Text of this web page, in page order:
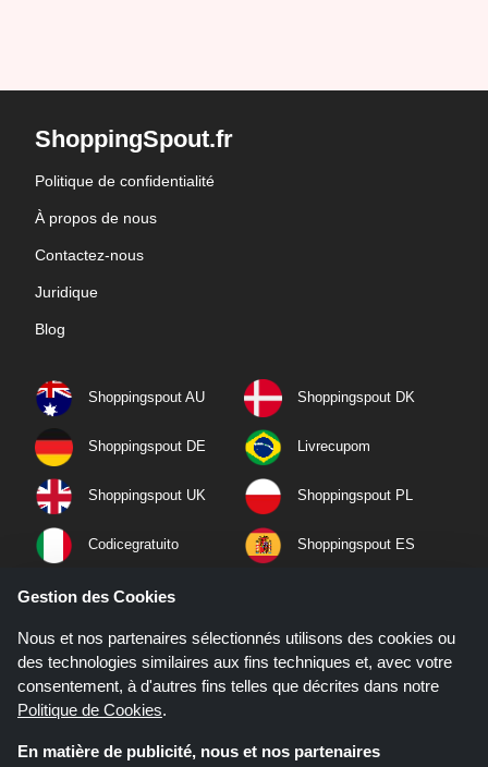
ShoppingSpout.fr
Politique de confidentialité
À propos de nous
Contactez-nous
Juridique
Blog
Shoppingspout AU Shoppingspout DK
Shoppingspout DE Livrecupom
Shoppingspout UK Shoppingspout PL
Codicegratuito Shoppingspout ES
Shoppingspout NL
Shoppingspout PT Shoppingspout NO
Gestion des Cookies
Nous et nos partenaires sélectionnés utilisons des cookies ou
des technologies similaires aux fins techniques et, avec votre
consentement, à d'autres fins telles que décrites dans notre
Politique de Cookies.
En matière de publicité, nous et nos partenaires